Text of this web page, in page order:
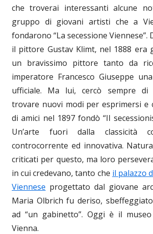
che troverai interessanti alcune
gruppo di giovani artisti che a
fondarono “La secessione Viennese”.
il pittore Gustav Klimt, nel 1888 era
un bravissimo pittore tanto da
imperatore Francesco Giuseppe
ufficiale. Ma lui, cercò sempre di
trovare nuovi modi per esprimersi e
di amici nel 1897 fondò “Il
Un’arte fuori dalla classicità
controcorrente ed innovativa.
criticati per questo, ma loro
in cui credevano, tanto che il palazzo
Viennese progettato dal giovane
Maria Olbrich fu deriso,
ad “un gabinetto”. Oggi è il
Vienna.